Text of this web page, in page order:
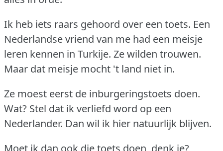
Ik heb iets raars gehoord over een toets. Een
Nederlandse vriend van me had een meisje
leren kennen in Turkije. Ze wilden trouwen.
Maar dat meisje mocht 't land niet in.
Ze moest eerst de inburgeringstoets doen.
Wat? Stel dat ik verliefd word op een
Nederlander. Dan wil ik hier natuurlijk blijven.